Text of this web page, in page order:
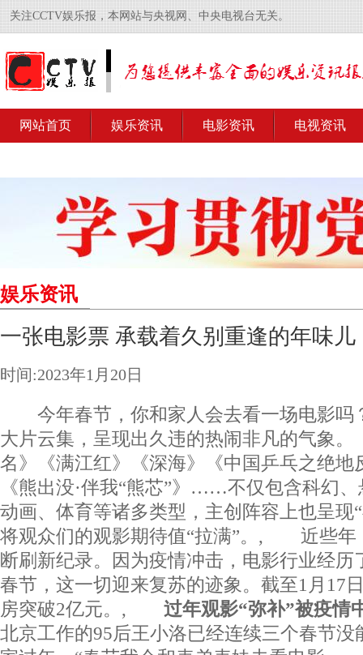
关注CCTV娱乐报，本网站与央视网、中央电视台无关。
网站首页 娱乐资讯 电影资讯 电视资讯
娱乐资讯
一张电影票 承载着久别重逢的年味儿
时间:2023年1月20日
今年春节，你和家人会去看一场电影
大片云集，呈现出久违的热闹非凡的气象。
名》《满江红》《深海》《中国乒乓之绝地
《熊出没·伴我“熊芯”》……不仅包含科幻
动画、体育等诸多类型，主创阵容上也呈现
将观众们的观影期待值“拉满”。, 近些年
断刷新纪录。因为疫情冲击，电影行业经历
春节，这一切迎来复苏的迹象。截至1月17
房突破2亿元。, 过年观影“弥补”被疫情
北京工作的95后王小洛已经连续三个春节没